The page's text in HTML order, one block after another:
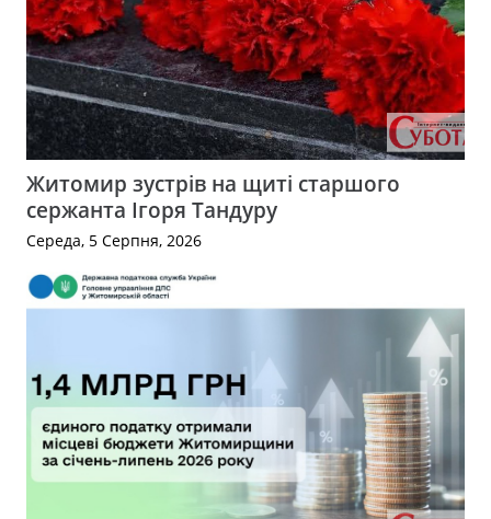
Житомир зустрів на щиті старшого
сержанта Ігоря Тандуру
Середа, 5 Серпня, 2026